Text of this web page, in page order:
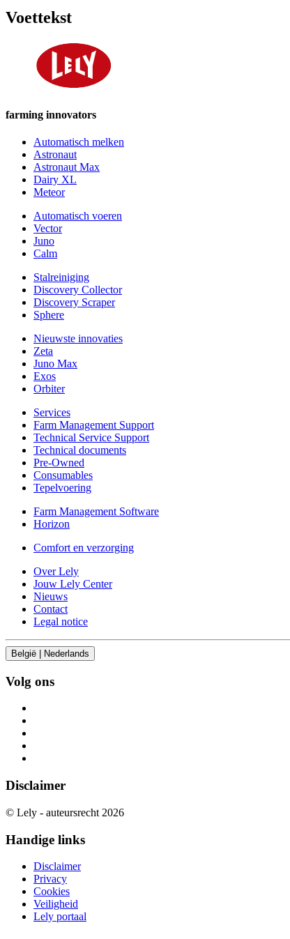
Voettekst
farming innovators
Automatisch melken
Astronaut
Astronaut Max
Dairy XL
Meteor
Automatisch voeren
Vector
Juno
Calm
Stalreiniging
Discovery Collector
Discovery Scraper
Sphere
Nieuwste innovaties
Zeta
Juno Max
Exos
Orbiter
Services
Farm Management Support
Technical Service Support
Technical documents
Pre-Owned
Consumables
Tepelvoering
Farm Management Software
Horizon
Comfort en verzorging
Over Lely
Jouw Lely Center
Nieuws
Contact
Legal notice
België | Nederlands
Volg ons
Disclaimer
© Lely - auteursrecht 2026
Handige links
Disclaimer
Privacy
Cookies
Veiligheid
Lely portaal